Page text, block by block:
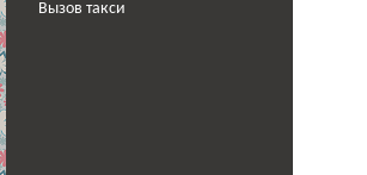
Вызов такси